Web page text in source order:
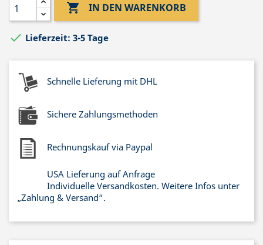
 IN DEN WARENKORB
 Lieferzeit: 3-5 Tage
Schnelle Lieferung mit DHL
Sichere Zahlungsmethoden
Rechnungskauf via Paypal
USA Lieferung auf Anfrage
Individuelle Versandkosten. Weitere Infos unter
„Zahlung & Versand“.